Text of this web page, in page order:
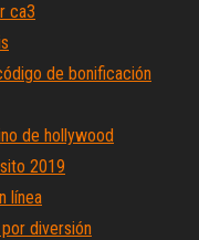
ca3
de bonificación
de hollywood
2019
línea
diversión